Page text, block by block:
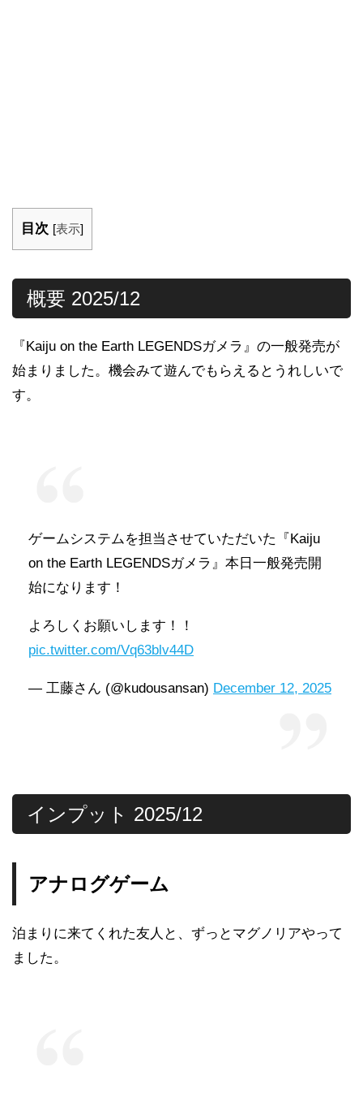
目次 [表示]
概要 2025/12
『Kaiju on the Earth LEGENDSガメラ』の一般発売が
始まりました。機会みて遊んでもらえるとうれしいで
す。
ゲームシステムを担当させていただいた『Kaiju
on the Earth LEGENDSガメラ』本日一般発売開
始になります！
よろしくお願いします！！
pic.twitter.com/Vq63blv44D
— 工藤さん (@kudousansan) December 12, 2025
インプット 2025/12
アナログゲーム
泊まりに来てくれた友人と、ずっとマグノリアやって
ました。